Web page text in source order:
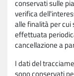
conservati sulle
verifica
alle finalità per
effettuata
cancellazione a
I dati del
sono conservati